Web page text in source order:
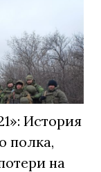
История
полка,
на